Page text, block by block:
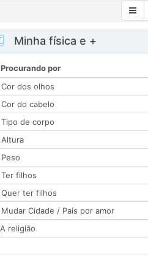
Minha física e +
Procurando por
Cor dos olhos
Cor do cabelo
Tipo de corpo
Altura
Peso
Ter filhos
Quer ter filhos
Mudar Cidade / País por amor
A religião